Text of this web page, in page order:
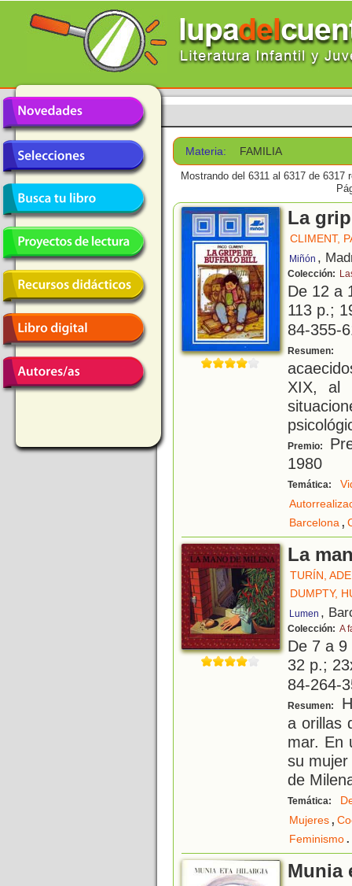
Materia: FAMILIA
Mostrando del 6311 al 6317 de 6317
La
CLIMENT,
Miñón ,
Colección:
De 12 a
113 p.;
84-355-
Resumen:
XIX, al
Premio:
1980
Temática:
Barcelona,
La
TURÍN,
DUMPTY,
Lumen ,
Colección: A
De 7 a
32 p.;
84-264-
Resumen:
a orillas
mar. En
su
de
Temática:
Mujeres,
Feminismo.
Munia